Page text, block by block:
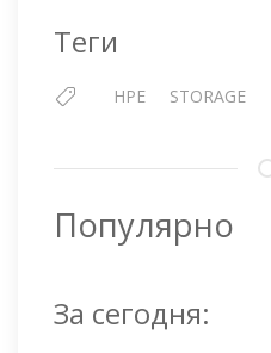
Теги
HPE STORAGE
Популярно
За сегодня: